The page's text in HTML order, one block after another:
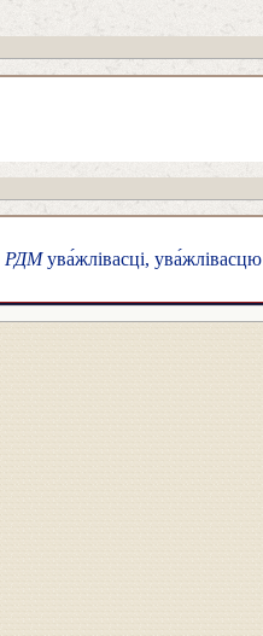
РДМува́жлівасці, ува́жлівасцю